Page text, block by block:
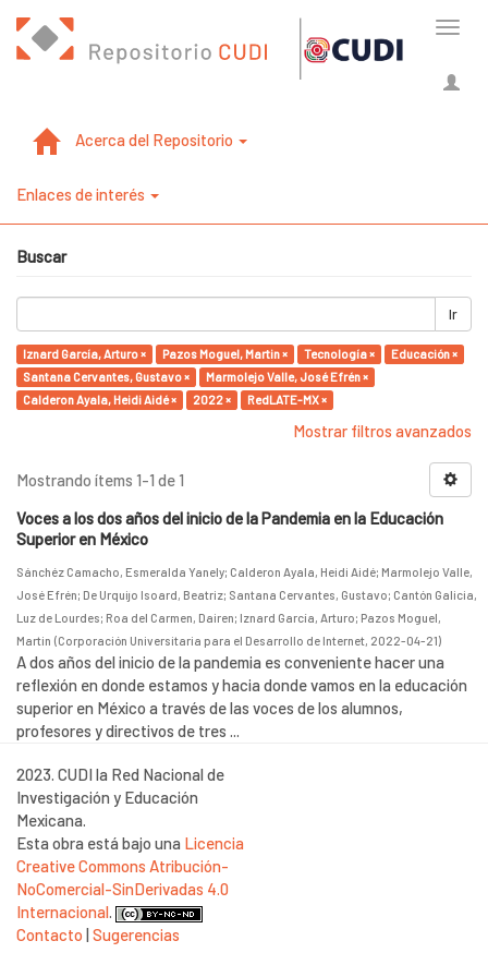
Acerca del Repositorio
Enlaces de interés
Buscar
Ir
Iznard García, Arturo × Pazos Moguel, Martin × Tecnología ×
Educación ×
Santana Cervantes, Gustavo ×
Marmolejo Valle, José Efrén ×
Calderon Ayala, Heidi Aidé ×
2022 × RedLATE-MX ×
Mostrar filtros avanzados
Mostrando ítems 1-1 de 1
Voces a los dos años del inicio de la Pandemia en la Educación
Superior en México
Sánchéz Camacho, Esmeralda Yanely; Calderon Ayala, Heidi Aidé; Marmolejo Valle,
José Efrén; De Urquijo Isoard, Beatriz; Santana Cervantes, Gustavo; Cantón Galicia,
Luz de Lourdes; Roa del Carmen, Dairen; Iznard García, Arturo; Pazos Moguel,
Martin (Corporación Universitaria para el Desarrollo de Internet, 2022-04-21)
A dos años del inicio de la pandemia es conveniente hacer una
reflexión en donde estamos y hacia donde vamos en la educación
superior en México a través de las voces de los alumnos,
profesores y directivos de tres ...
2023. CUDI la Red Nacional de
Investigación y Educación
Mexicana.
Esta obra está bajo una Licencia
Creative Commons Atribución-
NoComercial-SinDerivadas 4.0
Internacional.
Contacto |Sugerencias